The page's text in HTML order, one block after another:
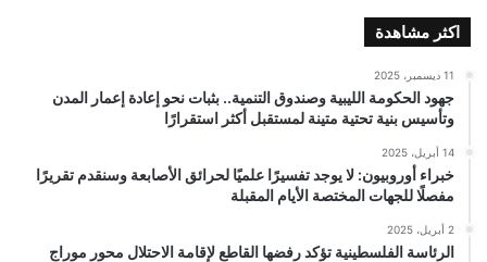
اكثر مشاهدة
11 ديسمبر، 2025
جهود الحكومة الليبية وصندوق التنمية.. بثبات نحو إعادة إعمار المدن
وتأسيس بنية تحتية متينة لمستقبل أكثر استقرارًا
14 أبريل، 2025
خبراء أوروبيون: لا يوجد تفسيرًا علميًا لحرائق الأصابعة وسنقدم تقريرًا
مفصلًا للجهات المختصة الأيام المقبلة
2 أبريل، 2025
الرئاسة الفلسطينية تؤكد رفضها القاطع لإقامة الاحتلال محور موراج